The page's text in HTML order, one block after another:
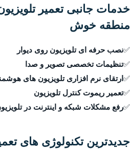
خدمات جانبی تعمیر
منطقه خوش
✅نصب حرفه ای تلویزیون روی دیوار
✅تنظیمات تخصصی تصویر و صدا
✅ارتقای نرم افزاری تلویزیون های
✅تعمیر ریموت کنترل تلویزیون
✅رفع مشکلات شبکه و اینترنت در
جدیدترین تکنولوژی های